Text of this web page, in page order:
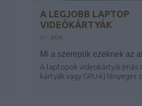
A LEGJOBB LAPTOP
VIDEÓKÁRTYÁK
BDK
Mi a szerepük ezeknek az
A laptopok videokártyái (más
kártyák vagy GPU-k) lényeges